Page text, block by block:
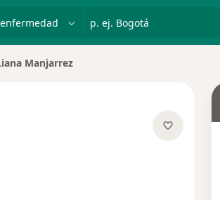
p. ej. Bogotá
de ciudad
Manjarrez